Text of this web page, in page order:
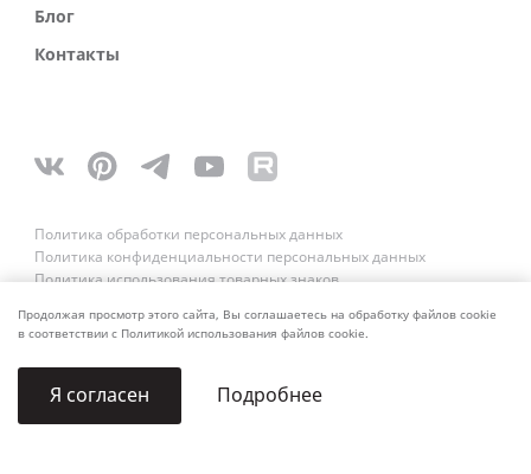
Блог
Контакты
Политика обработки персональных данных
Политика конфиденциальности персональных данных
Политика использования товарных знаков
Связаться со службой безопасности
Продолжая просмотр этого сайта, Вы соглашаетесь на обработку файлов cookie
в соответствии с Политикой использования файлов cookie.
Я согласен Подробнее